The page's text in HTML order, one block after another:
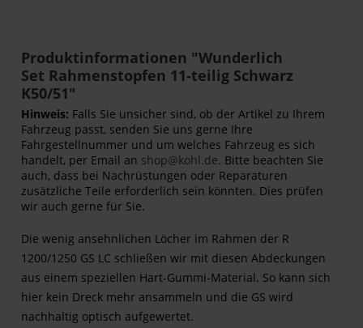
Produktinformationen "Wunderlich
Set Rahmenstopfen 11-teilig Schwarz
K50/51"
Hinweis: Falls Sie unsicher sind, ob der Artikel zu Ihrem
Fahrzeug passt, senden Sie uns gerne Ihre
Fahrgestellnummer und um welches Fahrzeug es sich
handelt, per Email an shop@kohl.de. Bitte beachten Sie
auch, dass bei Nachrüstungen oder Reparaturen
zusätzliche Teile erforderlich sein könnten. Dies prüfen
wir auch gerne für Sie.
Die wenig ansehnlichen Löcher im Rahmen der R
1200/1250 GS LC schließen wir mit diesen Abdeckungen
aus einem speziellen Hart-Gummi-Material. So kann sich
hier kein Dreck mehr ansammeln und die GS wird
nachhaltig optisch aufgewertet.